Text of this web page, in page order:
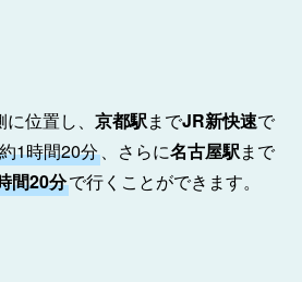
位置し、 京都駅までJR新快速で
1時間20分、さらに名古屋駅まで
間20分で行くことができます。